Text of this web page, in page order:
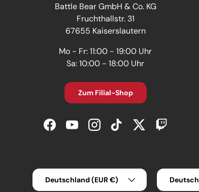
Battle Bear GmbH & Co. KG
Fruchthallstr. 31
67655 Kaiserslautern
Mo - Fr: 11:00 - 19:00 Uhr
Sa: 10:00 - 18:00 Uhr
Zum Filial-Shop
FacebookYouTubeInstagramTikTokTwitterTwitch
Land/Region
Deutschland (EUR €)
Sprache
Deutsch